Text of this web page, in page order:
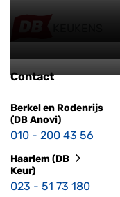
Contact
Berkel en Rodenrijs
(DB Anovi)
010 - 200 43 56
Haarlem (DB
Keur)
023 - 51 73 180